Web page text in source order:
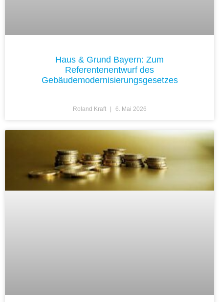
Haus & Grund Bayern: Zum
Referentenentwurf des
Gebäudemodernisierungsgesetzes
Roland Kraft 6. Mai 2026